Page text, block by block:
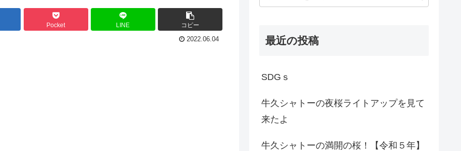
Pocket LINE コピー
2022.06.04 最近の投稿
SDGｓ
牛久シャトーの夜桜ライトアップを見て
来たよ
牛久シャトーの満開の桜！【令和５年】